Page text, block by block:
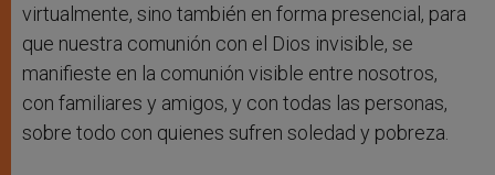
virtualmente, sino también en forma presencial, para
que nuestra comunión con el Dios invisible, se
manifieste en la comunión visible entre nosotros,
con familiares y amigos, y con todas las personas,
sobre todo con quienes sufren soledad y pobreza.